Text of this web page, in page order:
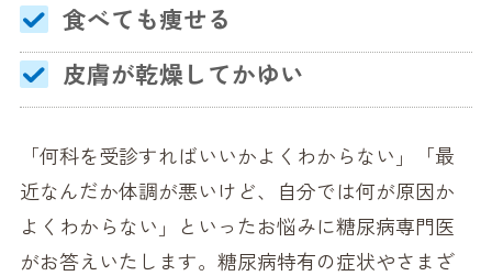
食べても痩せる
皮膚が乾燥してかゆい
「何科を受診すればいいかよくわからない」「最
近なんだか体調が悪いけど、自分では何が原因か
よくわからない」といったお悩みに糖尿病専門医
がお答えいたします。糖尿病特有の症状やさまざ